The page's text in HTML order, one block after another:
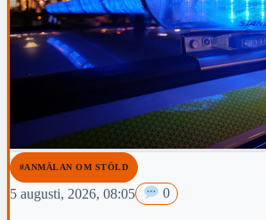
#ANMÄLAN OM STÖLD
5 augusti, 2026, 08:05 0